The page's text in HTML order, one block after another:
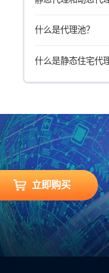
什么是代理池？
什么是静态住宅代
立即购买